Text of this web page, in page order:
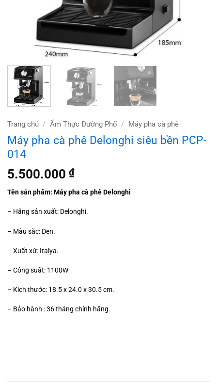
Trang chủ / Ẩm Thực Đường Phố / Máy pha cà phê
Máy pha cà phê Delonghi siêu bền PCP-
014
5.500.000 ₫
Tên sản phẩm: Máy pha cà phê Delonghi
– Hãng sản xuất: Delonghi.
– Màu sắc: Đen.
– Xuất xứ: Italya.
– Công suất: 1100W
– Kích thước: 18.5 x 24.0 x 30.5 cm.
– Bảo hành : 36 tháng chính hãng.